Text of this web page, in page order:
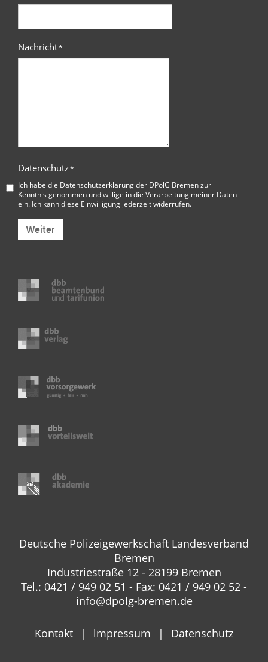
Nachricht*
Datenschutz*
Ich habe die Datenschutzerklärung der DPolG Bremenzur
Kenntnis genommen und willige in die Verarbeitung meiner Daten
ein. Ich kann diese Einwilligung jederzeit widerrufen.
Weiter
Deutsche Polizeigewerkschaft Landesverband
Bremen
Industriestraße 12 - 28199 Bremen
Tel.: 0421 / 949 02 51 - Fax: 0421 / 949 02 52 -
info@dpolg-bremen.de
Kontakt lmpressum Datenschutz